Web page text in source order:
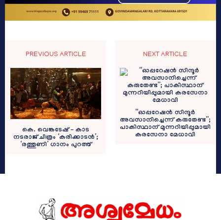
PREVIOUS ARTICLE
കെ. വെങ്കടേഷ് – കാട
നടരാജ് ചിത്രം ‘കരിക്കാടൻ’;
‘രത്തുണി’ ഗാനം പുറത്ത്
NEXT ARTICLE
“ഓപ്പറേഷന്‍ സിന്ദൂര്‍
അവസാനിച്ചെന്ന് കരുതേണ്ട”;
പാകിസ്ഥാന് മുന്നറിയിപ്പുമായി
കരസേനാ മേധാവി